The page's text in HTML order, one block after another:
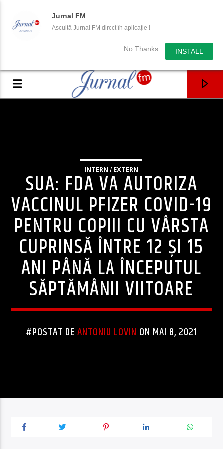
Jurnal FM
Ascultă Jurnal FM direct în aplicație !
No Thanks INSTALL
INTERN / EXTERN
SUA: FDA VA AUTORIZA
VACCINUL PFIZER COVID-19
PENTRU COPIII CU VÂRSTA
CUPRINSĂ ÎNTRE 12 ȘI 15
ANI PÂNĂ LA ÎNCEPUTUL
SĂPTĂMÂNII VIITOARE
#POSTAT DEANTONIU LOVIN ON MAI 8, 2021